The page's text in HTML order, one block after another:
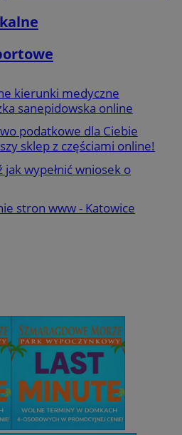
kierunki medyczne
sanepidowska online
podatkowe dla Ciebie
sklep z częściami online!
jak wypełnić wniosek o
stron www - Katowice